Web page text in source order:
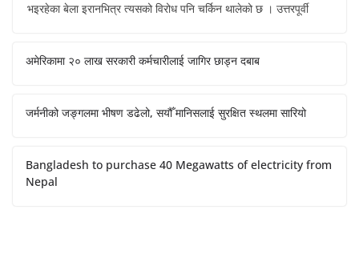
भइरहेका बेला इरानभित्र त्यसको विरोध पनि चर्किन थालेको छ । उत्तरपूर्वी
अमेरिकामा २० लाख सरकारी कर्मचारीलाई जागिर छाड्न दबाब
जर्मनीको जङ्गलमा भीषण डढेलो, सयौँ मानिसलाई सुरक्षित स्थलमा सारियो
Bangladesh to purchase 40 Megawatts of electricity from
Nepal